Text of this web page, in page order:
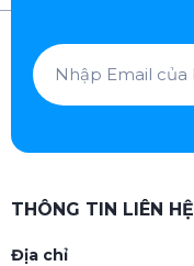
THÔNG TIN LIÊN HỆ
Địa chỉ